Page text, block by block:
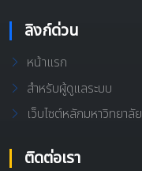
ลิงก์ด่วน
หน้าแรก
สำหรับผู้ดูแลระบบ
เว็บไซต์หลักมหาวิทยาลัย
ติดต่อเรา